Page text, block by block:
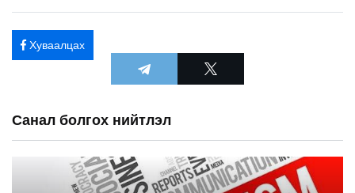
Хуваалцах
Санал болгох нийтлэл